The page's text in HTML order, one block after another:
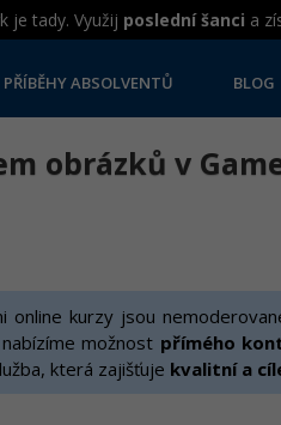
je tady. Využij poslední šanci a
PŘÍBĚHY ABSOLVENTŮ BLOG
obrázků v
online kurzy jsou
nabízíme možnost přímého
která zajišťuje kvalitní a